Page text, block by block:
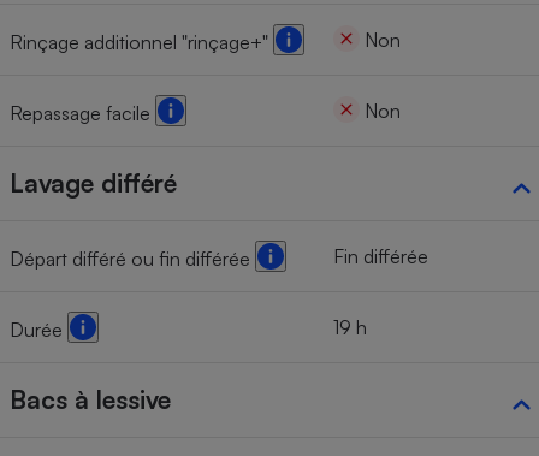
Rinçage additionnel "rinçage+" Non
Repassage facile Non
Lavage différé
Départ différé ou fin différée Fin différée
Durée 19 h
Bacs à lessive